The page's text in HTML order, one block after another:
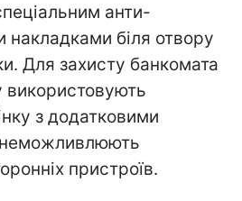
анти-
накладками біля отвору
Для захисту банкомата
використовують
з додатковими
пристроїв.